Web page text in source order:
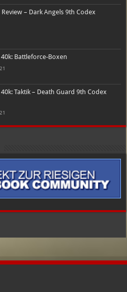
– Dark Angels 9th Codex
Battleforce-Boxen
Taktik – Death Guard 9th Codex